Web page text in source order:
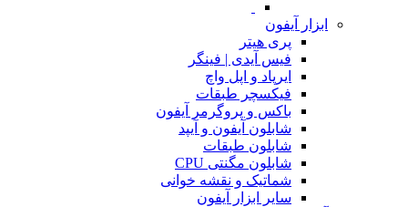
ابزار آیفون
پری هیتر
فیس آیدی | فینگر
ایرپاد و اپل واچ
فیکسچر طبقات
باکس و پروگرمر آیفون
شابلون آیفون و آیپد
شابلون طبقات
شابلون مگنتی CPU
شماتیک و نقشه خوانی
سایر ابزار آیفون